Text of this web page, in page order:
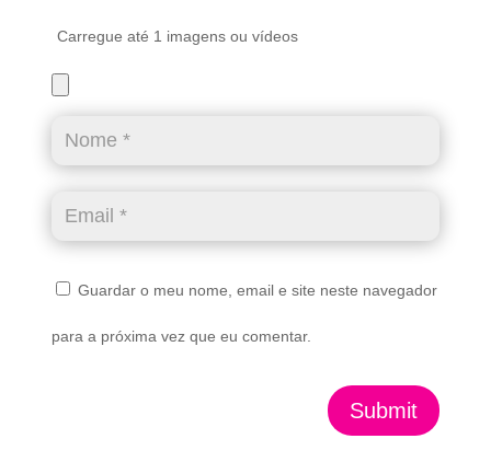
Carregue até 1 imagens ou vídeos
Guardar o meu nome, email e site neste navegador
para a próxima vez que eu comentar.
Submit